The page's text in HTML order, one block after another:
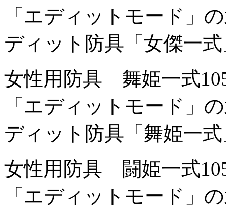
「エディットモード」
ディット防具「女傑一
女性用防具 舞姫一式
「エディットモード」
ディット防具「舞姫一
女性用防具 闘姫一式
「エディットモード」